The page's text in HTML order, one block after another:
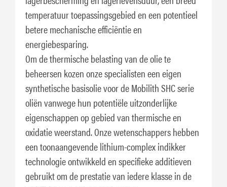
temperatuur toepassingsgebied en een potentieel
betere mechanische efficiëntie en
energiebesparing.
Om de thermische belasting van de olie te
beheersen kozen onze specialisten een eigen
synthetische basisolie voor de Mobilith SHC serie
oliën vanwege hun potentiële uitzonderlijke
eigenschappen op gebied van thermische en
oxidatie weerstand. Onze wetenschappers hebben
een toonaangevende lithium-complex indikker
technologie ontwikkeld en specifieke additieven
gebruikt om de prestatie van iedere klasse in de